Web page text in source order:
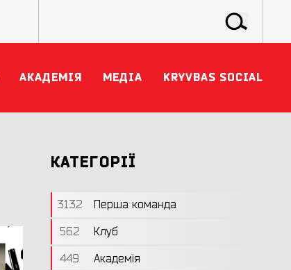
АКАДЕМІЯ МЕДІА KRYVBAS SOCIAL
КАТЕГОРІЇ
3132
Перша команда
562
Клуб
449
Академія